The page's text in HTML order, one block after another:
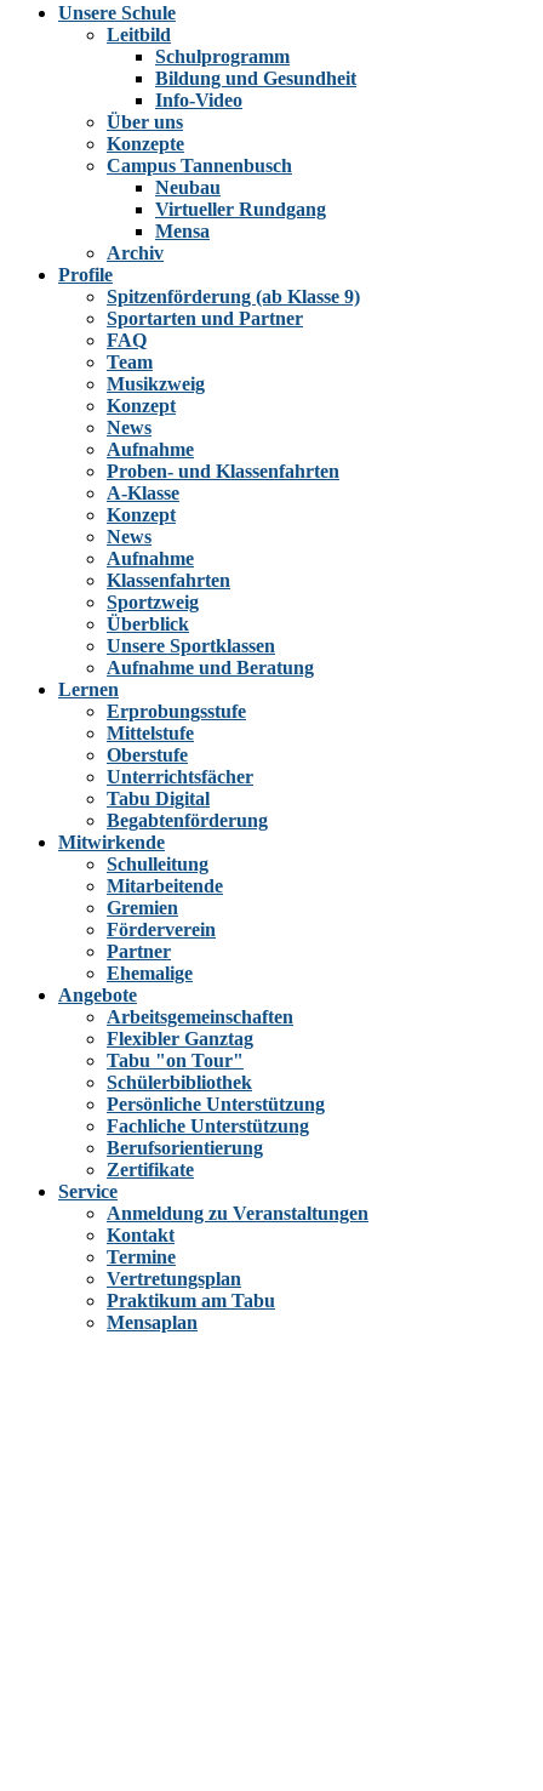
Unsere Schule
Leitbild
Schulprogramm
Bildung und Gesundheit
Info-Video
Über uns
Konzepte
Campus Tannenbusch
Neubau
Virtueller Rundgang
Mensa
Archiv
Profile
Spitzenförderung (ab Klasse 9)
Sportarten und Partner
FAQ
Team
Musikzweig
Konzept
News
Aufnahme
Proben- und Klassenfahrten
A-Klasse
Konzept
News
Aufnahme
Klassenfahrten
Sportzweig
Überblick
Unsere Sportklassen
Aufnahme und Beratung
Lernen
Erprobungsstufe
Mittelstufe
Oberstufe
Unterrichtsfächer
Tabu Digital
Begabtenförderung
Mitwirkende
Schulleitung
Mitarbeitende
Gremien
Förderverein
Partner
Ehemalige
Angebote
Arbeitsgemeinschaften
Flexibler Ganztag
Tabu "on Tour"
Schülerbibliothek
Persönliche Unterstützung
Fachliche Unterstützung
Berufsorientierung
Zertifikate
Service
Anmeldung zu Veranstaltungen
Kontakt
Termine
Vertretungsplan
Praktikum am Tabu
Mensaplan